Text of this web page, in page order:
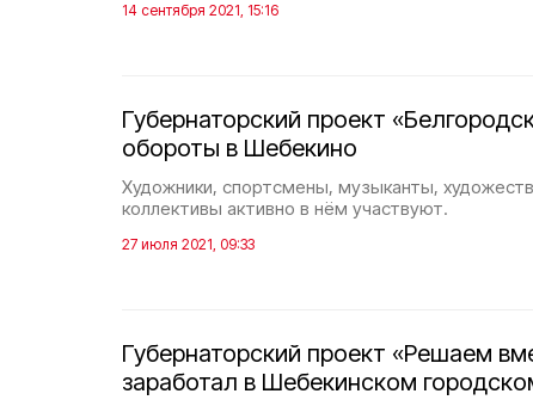
14 сентября 2021, 15:16
Губернаторский проект
обороты в Шебекино
Художники, спортсмены, музыканты,
коллективы активно в нём участвуют.
27 июля 2021, 09:33
Губернаторский проект «Решаем
заработал в Шебекинском